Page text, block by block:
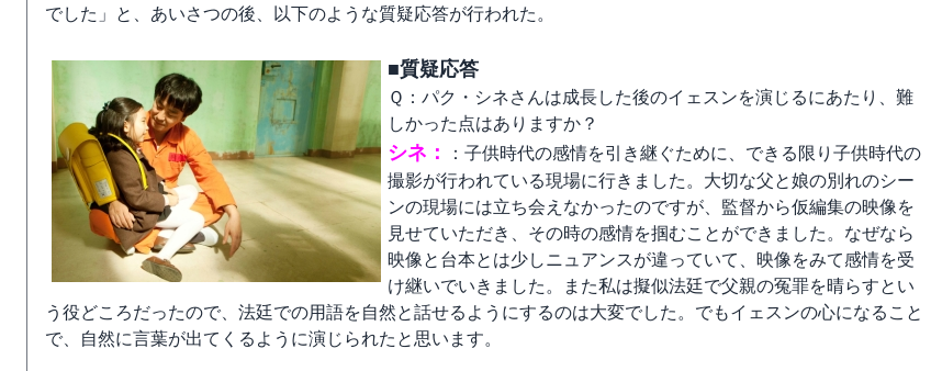
でした」と、あいさつの後、以下のような質疑応答が行われた。
■質疑応答
Ｑ：パク・シネさんは成長した後のイェスンを演じるにあたり、難
しかった点はありますか？
シネ：
：子供時代の感情を引き継ぐために、できる限り子供時代の
撮影が行われている現場に行きました。大切な父と娘の別れのシー
ンの現場には立ち会えなかったのですが、監督から仮編集の映像を
見せていただき、その時の感情を掴むことができました。なぜなら
映像と台本とは少しニュアンスが違っていて、映像をみて感情を受
け継いでいきました。また私は擬似法廷で父親の冤罪を晴らすとい
う役どころだったので、法廷での用語を自然と話せるようにするのは大変でした。でもイェスンの心になること
で、自然に言葉が出てくるように演じられたと思います。